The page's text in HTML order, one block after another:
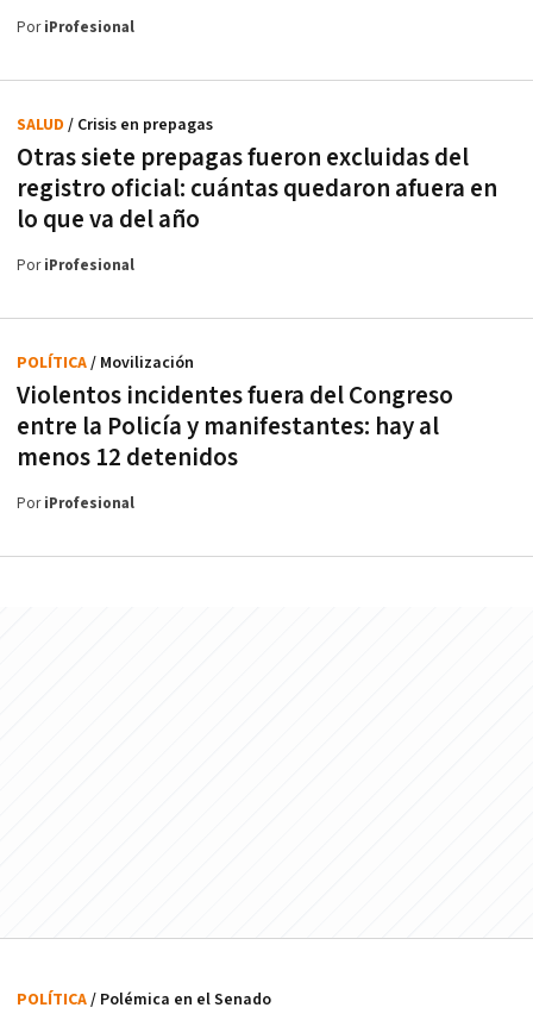
PoriProfesional
Otras siete prepagas fueron excluidas del
registro oficial: cuántas quedaron afuera en
lo que va del año
SALUD / Crisis en prepagas
PoriProfesional
Violentos incidentes fuera del Congreso
entre la Policía y manifestantes: hay al
menos 12 detenidos
POLÍTICA/ Movilización
PoriProfesional
POLÍTICA/ Polémica en el Senado